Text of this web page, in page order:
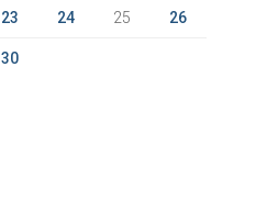
23 24 25 26
30